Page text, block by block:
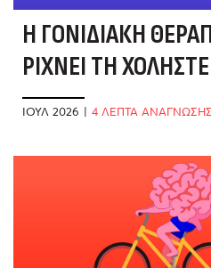
Η ΓΟΝΙΔΙΑΚΉ
ΡΊΧΝΕΙ ΤΗ
ΚΑΙ ΚΑΛΉ
ΙΟΎΛ 2026 | 4 ΛΕΠΤΑ ΑΝΑΓΝΩΣΗΣ